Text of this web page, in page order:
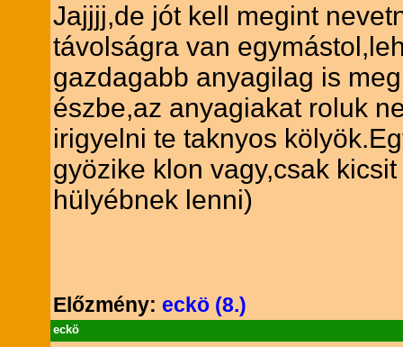
Jajjjj,de jót kell megint
távolságra van
gazdagabb anyagilag is
észbe,az anyagiakat roluk
irigyelni te taknyos
gyözike klon vagy,csak
hülyébnek lenni)
Előzmény: eckö (8.)
eckö